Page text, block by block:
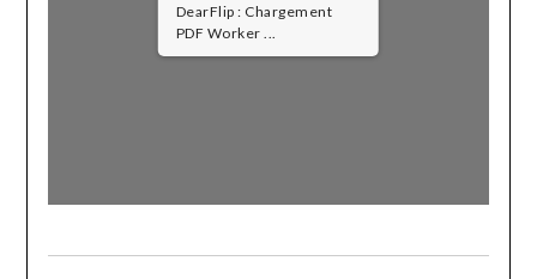
DearFlip : Chargement
PDF Worker ...